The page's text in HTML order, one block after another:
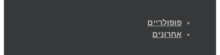
פופולריים
אחרונים